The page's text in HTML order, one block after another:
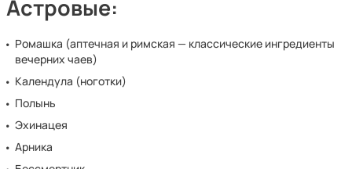
Астровые:
Ромашка (аптечная и римская — классические ингредиенты
вечерних чаев)
Календула (ноготки)
Полынь
Эхинацея
Арника